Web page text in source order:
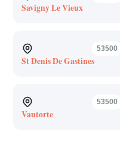
Savigny Le Vieux
53500
St Denis De Gastines
53500
Vautorte